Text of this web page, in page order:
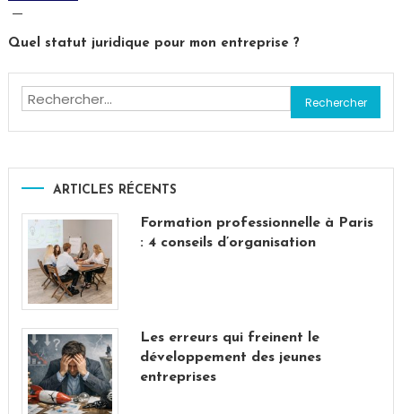
Quel statut juridique pour mon entreprise ?
Rechercher :
ARTICLES RÉCENTS
Formation professionnelle à Paris
: 4 conseils d’organisation
Les erreurs qui freinent le
développement des jeunes
entreprises